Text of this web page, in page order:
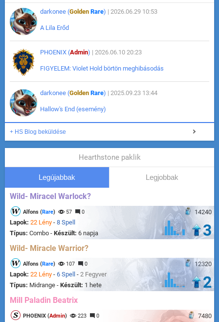
darkonee (Golden Rare) | 2026.06.29 10:53
A Lila Erőd
PHOENIX (Admin) | 2026.06.10 20:23
FIGYELEM: Violet Hold börtön meghibásodás
darkonee (Golden Rare) | 2025.09.23 13:44
Hallow's End (esemény)
+ HS Blog beküldése
Hearthstone paklik
Legújabbak Legjobbak
Wild- Miracel Warlock?
14240
Alfons (Rare) 57 0
Lapok: 22 Lény - 8 Spell
Típus: Combo - Készült: 6 napja 3
Wild- Miracle Warrior?
12320
Alfons (Rare) 107 0
Lapok: 22 Lény - 6 Spell - 2 Fegyver
Típus: Midrange - Készült: 1 hete 2
Mill Paladin Beatrix
7480
PHOENIX (Admin) 223 0